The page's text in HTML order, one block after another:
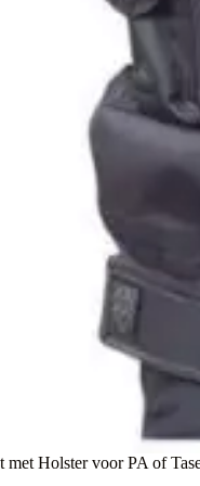
Holster voor PA of